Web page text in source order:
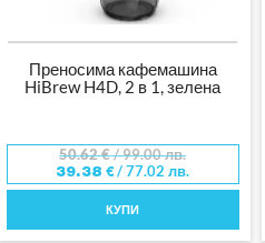
Преносима кафемашина
HiBrew H4D, 2 в 1, зелена
50.62€/ 99.00 лв.
39.38€/ 77.02 лв.
КУПИ